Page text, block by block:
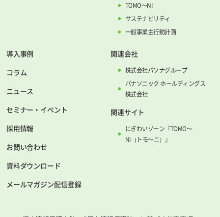
TOMO～NI
サステナビリティ
一般事業主行動計画
導入事例
コラム
ニュース
セミナー・イベント
採用情報
お問い合わせ
資料ダウンロード
メールマガジン配信登録
関連会社
株式会社パソナグループ
パナソニック ホールディングス
株式会社
関連サイト
にぎわいゾーン『TOMO～
NI（トモ～ニ）』